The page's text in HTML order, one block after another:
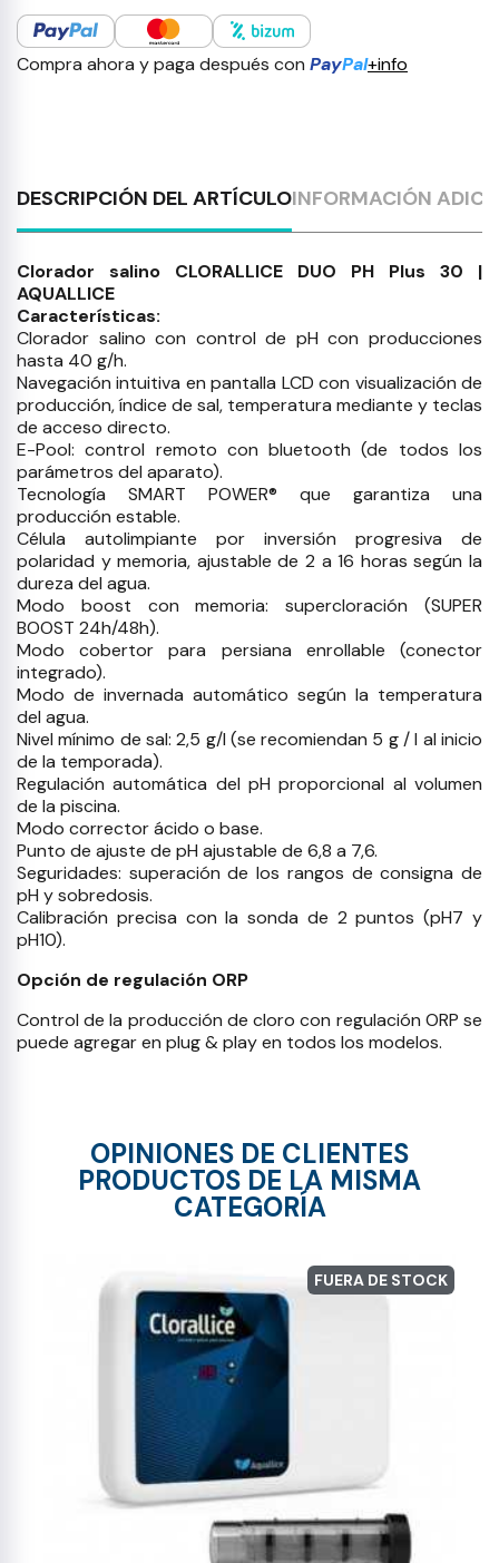
Compra ahora y paga después con PayPal+info
DESCRIPCIÓN DEL ARTÍCULOINFORMACIÓN
Clorador salino CLORALLICE DUO PH Plus 30 |
AQUALLICE
Características:
Clorador salino con control de pH con producciones
hasta 40 g/h.
Navegación intuitiva en pantalla LCD con visualización de
producción, índice de sal, temperatura mediante y teclas
de acceso directo.
E-Pool: control remoto con bluetooth (de todos los
parámetros del aparato).
Tecnología SMART POWER® que garantiza una
producción estable.
Célula autolimpiante por inversión progresiva de
polaridad y memoria, ajustable de 2 a 16 horas según la
dureza del agua.
Modo boost con memoria: supercloración (SUPER
BOOST 24h/48h).
Modo cobertor para persiana enrollable (conector
integrado).
Modo de invernada automático según la temperatura
del agua.
Nivel mínimo de sal: 2,5 g/l (se recomiendan 5 g / l al inicio
de la temporada).
Regulación automática del pH proporcional al volumen
de la piscina.
Modo corrector ácido o base.
Punto de ajuste de pH ajustable de 6,8 a 7,6.
Seguridades: superación de los rangos de consigna de
pH y sobredosis.
Calibración precisa con la sonda de 2 puntos (pH7 y
pH10).
Opción de regulación ORP
Control de la producción de cloro con regulación ORP se
puede agregar en plug & play en todos los modelos.
OPINIONES DE CLIENTES
PRODUCTOS DE LA MISMA
CATEGORÍA
FUERA DE STOCK